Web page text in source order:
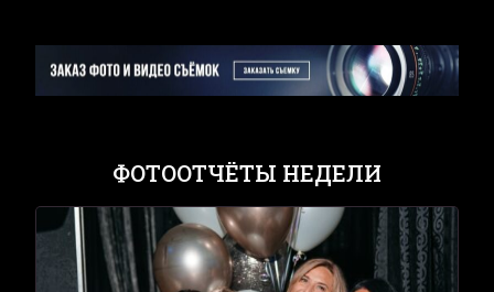
ФОТООТЧЁТЫ НЕДЕЛИ